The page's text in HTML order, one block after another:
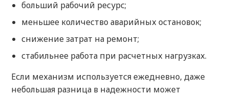
больший рабочий ресурс;
меньшее количество аварийных остановок;
снижение затрат на ремонт;
стабильнее работа при расчетных нагрузках.
Если механизм используется ежедневно, даже
небольшая разница в надежности может